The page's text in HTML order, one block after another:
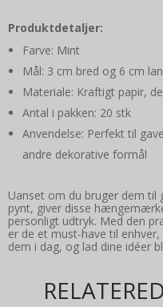
Produktdetaljer:
Farve: Mint
Mål: 3 cm bred og 6 cm
Materiale: Kraftigt papir,
Antal i pakken: 20 stk
Anvendelse: Perfekt til
andre dekorative formål
Uanset om du bruger dem til
pynt, giver disse
personligt udtryk. Med den
er de et must-have til
dem i dag, og lad dine idéer